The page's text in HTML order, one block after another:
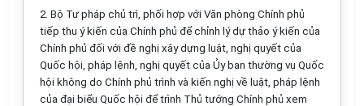
2. Bộ Tư pháp chủ trì, phối hợp với Văn phòng Chính phủ
tiếp thu ý kiến của Chính phủ để chỉnh lý dự thảo ý kiến của
Chính phủ đối với đề nghị xây dựng luật, nghị quyết của
Quốc hội, pháp lệnh, nghị quyết của Ủy ban thường vụ Quốc
hội không do Chính phủ trình và kiến nghị về luật, pháp lệnh
của đại biểu Quốc hội để trình Thủ tướng Chính phủ xem